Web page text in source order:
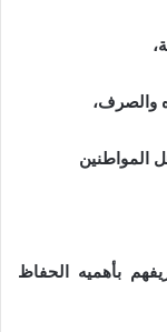
والصرف،
المواطنين
بأهميه الحفاظ